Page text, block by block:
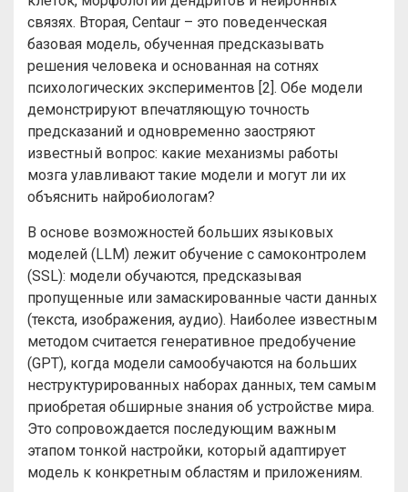
связях. Вторая, Centaur – это поведенческая
базовая модель, обученная предсказывать
решения человека и основанная на сотнях
психологических экспериментов [2]. Обе модели
демонстрируют впечатляющую точность
предсказаний и одновременно заостряют
известный вопрос: какие механизмы работы
мозга улавливают такие модели и могут ли их
объяснить найробиологам?
В основе возможностей больших языковых
моделей (LLM) лежит обучение с самоконтролем
(SSL): модели обучаются, предсказывая
пропущенные или замаскированные части данных
(текста, изображения, аудио). Наиболее известным
методом считается генеративное предобучение
(GPT), когда модели самообучаются на больших
неструктурированных наборах данных, тем самым
приобретая обширные знания об устройстве мира.
Это сопровождается последующим важным
этапом тонкой настройки, который адаптирует
модель к конкретным областям и приложениям.